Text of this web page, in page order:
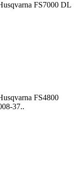
FS7000 DL
FS4800
37..